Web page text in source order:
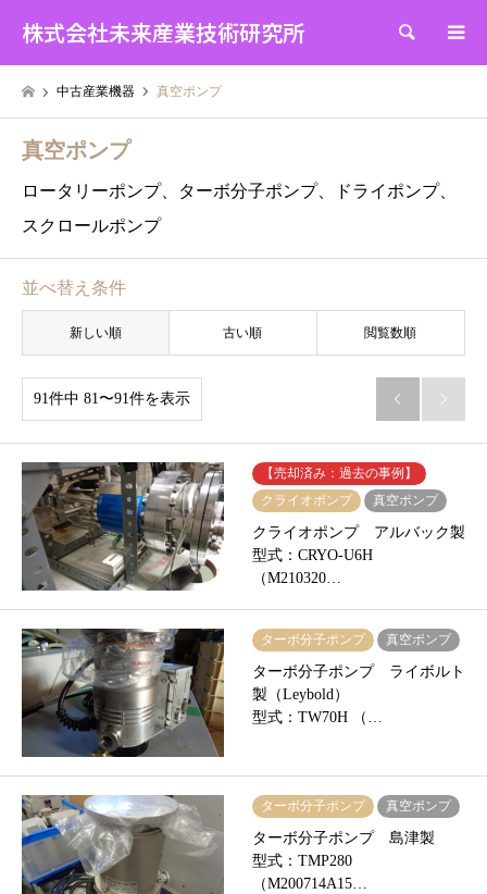
株式会社未来産業技術研究所 検索
中古産業機器 真空ポンプ
真空ポンプ
ロータリーポンプ、ターボ分子ポンプ、ドライポンプ、
スクロールポンプ
並べ替え条件
新しい順 古い順 閲覧数順
91件中 81〜91件を表示  
【売却済み：過去の事例】
クライオポンプ
真空ポンプ
クライオポンプ アルバック製
型式：CRYO-U6H
（M210320…
ターボ分子ポンプ 真空ポンプ
ターボ分子ポンプ ライボルト
製（Leybold）
型式：TW70H （…
ターボ分子ポンプ 真空ポンプ
ターボ分子ポンプ 島津製
型式：TMP280
（M200714A15…